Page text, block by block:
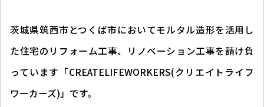
茨城県筑西市とつくば市においてモルタル造形を活用し
た住宅のリフォーム工事、リノベーション工事を請け負
っています「CREATELIFEWORKERS(クリエイトライフ
ワーカーズ)」です。